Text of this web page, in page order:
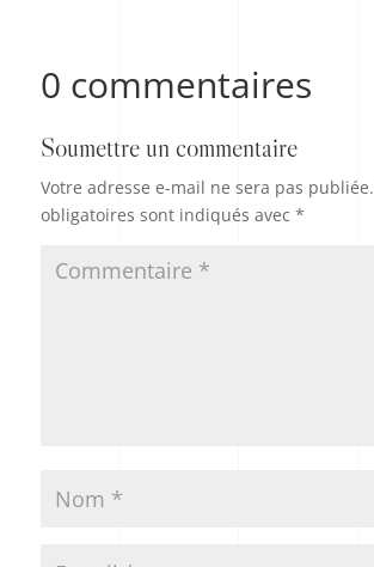
0 commentaires
Soumettre un commentaire
Votre adresse e-mail ne sera pas publiée.
obligatoires sont indiqués avec *